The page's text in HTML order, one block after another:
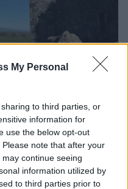
My Personal
to third parties, or
information for
use the below opt-out
note that after your
continue seeing
information utilized by
to third parties prior to
με το «ο Πούτιν
ΗΠΑ από Γαλλία -